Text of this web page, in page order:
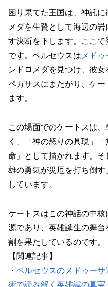
困り果てた王国は、神託
メダを生贄として海辺の
す決断を下します。ここ
です。ペルセウスはメドゥ
ンドロメダを見つけ、彼
ペガサスにまたがり、ケ
ます。
この場面でのケートスは
く、「神の怒りの具現」
命」として描かれます。
雄の勇気が災厄を打ち倒
しています。
ケートスはこの神話の中
源であり、英雄誕生の舞
割を果たしているのです。
【関連記事】
・ ペルセウスのメドゥー
術で読み解く英雄譚の真実